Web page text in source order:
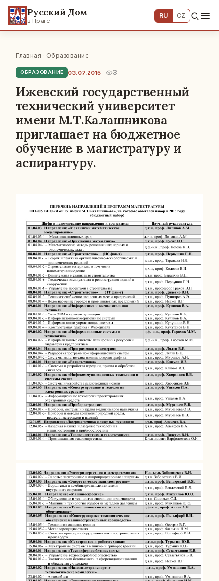
Русский Дом
в Праге
RU CZ
Главная · Образование
ОБРАЗОВАНИЕ 03.07.2015 3
Ижевский государственный
технический университет
имени М.Т.Калашникова
приглашает на бюджетное
обучение в магистратуру и
аспирантуру.